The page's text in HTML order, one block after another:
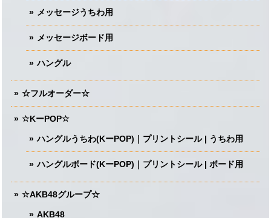
メッセージうちわ用
メッセージボード用
ハングル
☆フルオーダー☆
☆KーPOP☆
ハングルうちわ(KーPOP)｜プリントシール | うちわ用
ハングルボード(KーPOP)｜プリントシール | ボード用
☆AKB48グループ☆
AKB48